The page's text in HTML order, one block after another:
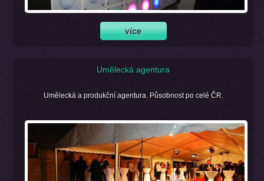
Umělecká agentura
Umělecká a produkční agentura. Působnost po celé ČR.